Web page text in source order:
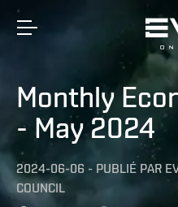
Monthly
- May 2024
2024-06-06 - PUBLIÉ PAR
COUNCIL